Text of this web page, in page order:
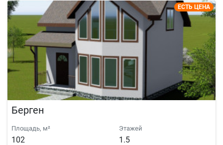
ЕСТЬ ЦЕНА
Берген
Площадь, м²
102
Этажей
1.5